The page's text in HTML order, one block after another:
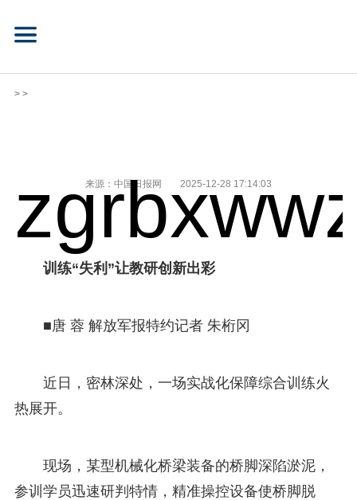
> >
来源：中国日报网 2025-12-28 17:14:03
训练“失利”让教研创新出彩
■唐 蓉 解放军报特约记者 朱桁冈
近日，密林深处，一场实战化保障综合训练火
热展开。
现场，某型机械化桥梁装备的桥脚深陷淤泥，
参训学员迅速研判特情，精准操控设备使桥脚脱